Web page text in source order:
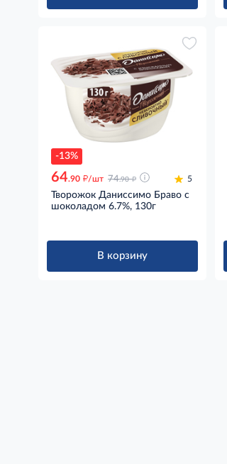
-13%
64.90 д/шт 74.90 д 5
Творожок Даниссимо Браво с
шоколадом 6.7%, 130г
В корзину